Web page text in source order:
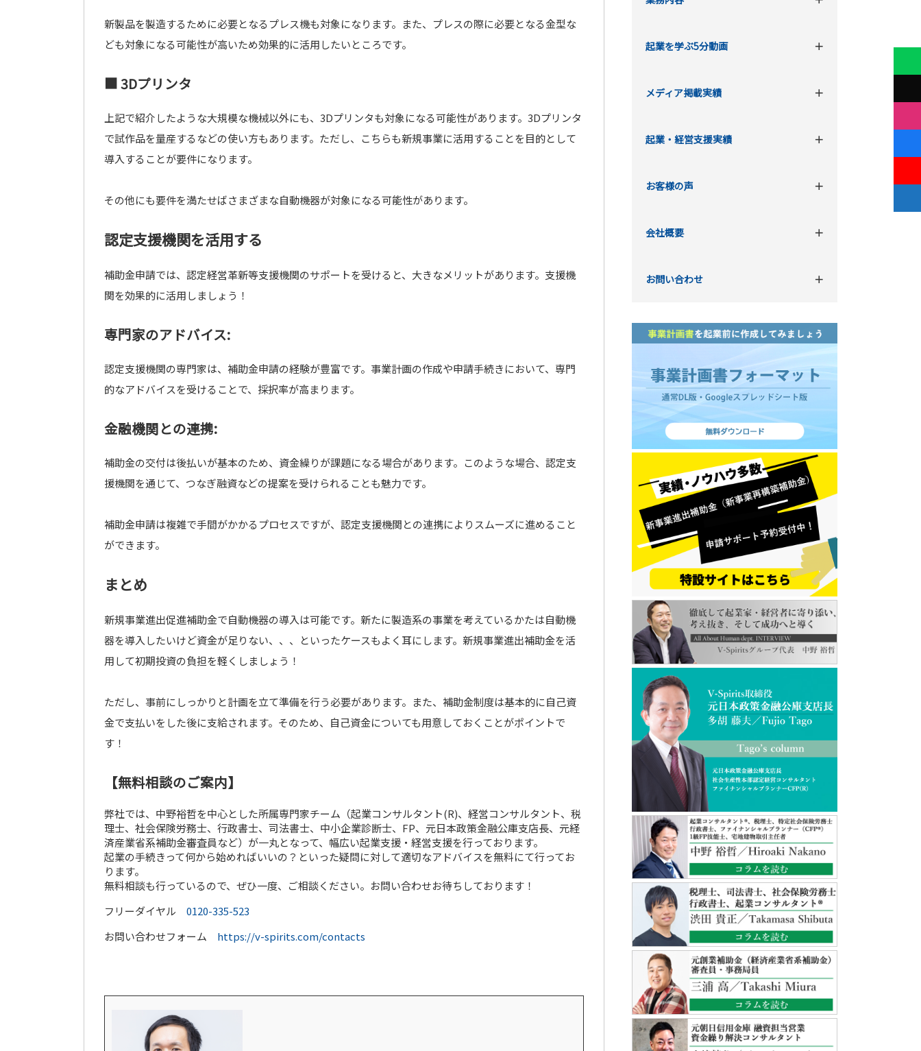
新製品を製造するために必要となるプレス機も対象になります。また、プレスの際に必要となる金型な
ども対象になる可能性が高いため効果的に活用したいところです。
■ 3Dプリンタ
上記で紹介したような大規模な機械以外にも、3Dプリンタも対象になる可能性があります。3Dプリンタ
で試作品を量産するなどの使い方もあります。ただし、こちらも新規事業に活用することを目的として
導入することが要件になります。
その他にも要件を満たせばさまざまな自動機器が対象になる可能性があります。
認定支援機関を活用する
補助金申請では、認定経営革新等支援機関のサポートを受けると、大きなメリットがあります。支援機
関を効果的に活用しましょう！
専門家のアドバイス:
認定支援機関の専門家は、補助金申請の経験が豊富です。事業計画の作成や申請手続きにおいて、専門
的なアドバイスを受けることで、採択率が高まります。
金融機関との連携:
補助金の交付は後払いが基本のため、資金繰りが課題になる場合があります。このような場合、認定支
援機関を通じて、つなぎ融資などの提案を受けられることも魅力です。
補助金申請は複雑で手間がかかるプロセスですが、認定支援機関との連携によりスムーズに進めること
ができます。
まとめ
新規事業進出促進補助金で自動機器の導入は可能です。新たに製造系の事業を考えているかたは自動機
器を導入したいけど資金が足りない、、、といったケースもよく耳にします。新規事業進出補助金を活
用して初期投資の負担を軽くしましょう！
ただし、事前にしっかりと計画を立て準備を行う必要があります。また、補助金制度は基本的に自己資
金で支払いをした後に支給されます。そのため、自己資金についても用意しておくことがポイントで
す！
【無料相談のご案内】
弊社では、中野裕哲を中心とした所属専門家チーム（起業コンサルタント(R)、経営コンサルタント、税
理士、社会保険労務士、行政書士、司法書士、中小企業診断士、FP、元日本政策金融公庫支店長、元経
済産業省系補助金審査員など）が一丸となって、幅広い起業支援・経営支援を行っております。
起業の手続きって何から始めればいいの？といった疑問に対して適切なアドバイスを無料にて行ってお
ります。
無料相談も行っているので、ぜひ一度、ご相談ください。お問い合わせお待ちしております！
フリーダイヤル 0120-335-523
お問い合わせフォーム https://v-spirits.com/contacts
起業を学ぶ5分動画
メディア掲載実績
起業・経営支援実績
お客様の声
会社概要
お問い合わせ